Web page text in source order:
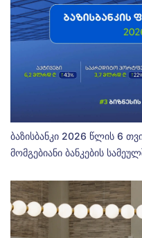
ბაზისბანკი 2026 წლის 6
მომგებიანი ბანკების